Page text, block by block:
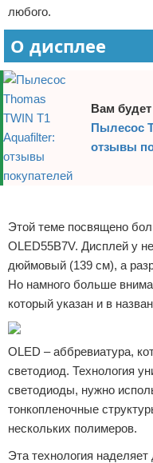
любого.
О дисплее
Вам
Пылесос
отзывы
Этой теме посвящено
OLED55B7V. Дисплей у
дюймовый (139 см), а
Но намного больше
который указан и в
OLED – аббревиатура,
светодиод. Технология
светодиоды, нужно
тонкопленочные
нескольких полимеров.
Эта технология